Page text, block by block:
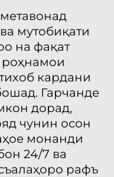
мутобиқати
на фақат
роҳнамои
кардани
Гарчанде
дорад,
чунин осон
монанди
24/7 ва
рафъ